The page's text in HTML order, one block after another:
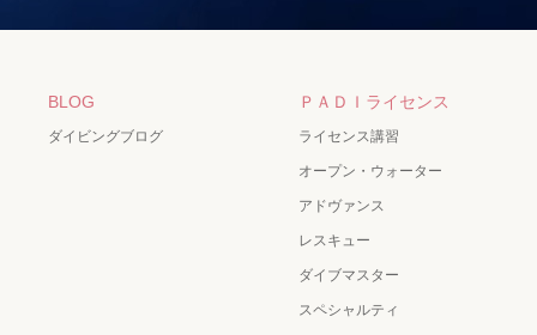
BLOG
ダイビングブログ
ＰＡＤＩライセンス
ライセンス講習
オープン・ウォーター
アドヴァンス
レスキュー
ダイブマスター
スペシャルティ